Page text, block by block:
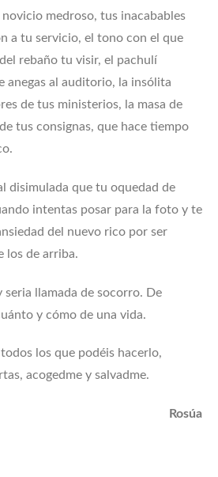
medroso, tus inacabables
a tu servicio, el tono con el que
rebaño tu visir, el pachulí
anegas al auditorio, la insólita
de tus ministerios, la masa de
tus consignas, que hace tiempo
disimulada que tu oquedad de
intentas posar para la foto y te
del nuevo rico por ser
los de arriba.
seria llamada de socorro. De
y cómo de una vida.
los que podéis hacerlo,
acogedme y salvadme.
Rosúa